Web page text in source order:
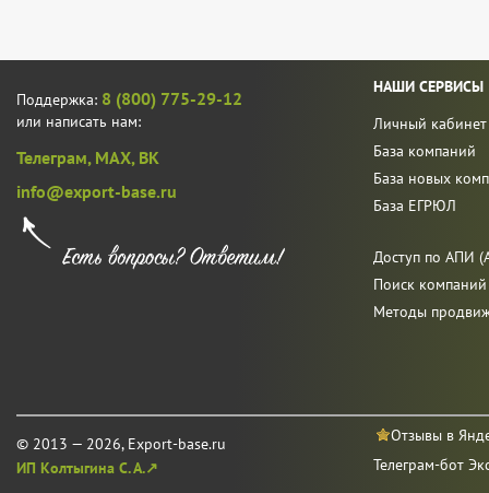
Поддержка: 8 (800) 775-29-12
или написать нам:
Телеграм, MAX, ВК
info@export-base.ru
© 2013 — 2026, Export-base.ru
ИП Колтыгина С. А.↗
НАШИ СЕРВИСЫ
Личный кабинет
База компаний
База новых
База ЕГРЮЛ
Доступ по АПИ
Поиск
Методы
Отзывы в
Телеграм-бот